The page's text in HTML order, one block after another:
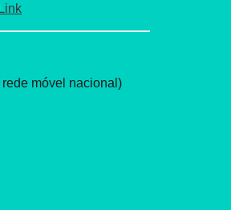
Link
móvel nacional)